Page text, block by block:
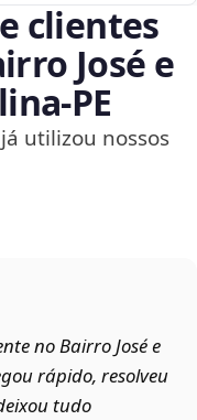
clientes
José e
utilizou nossos
no Bairro José e
rápido, resolveu
tudo